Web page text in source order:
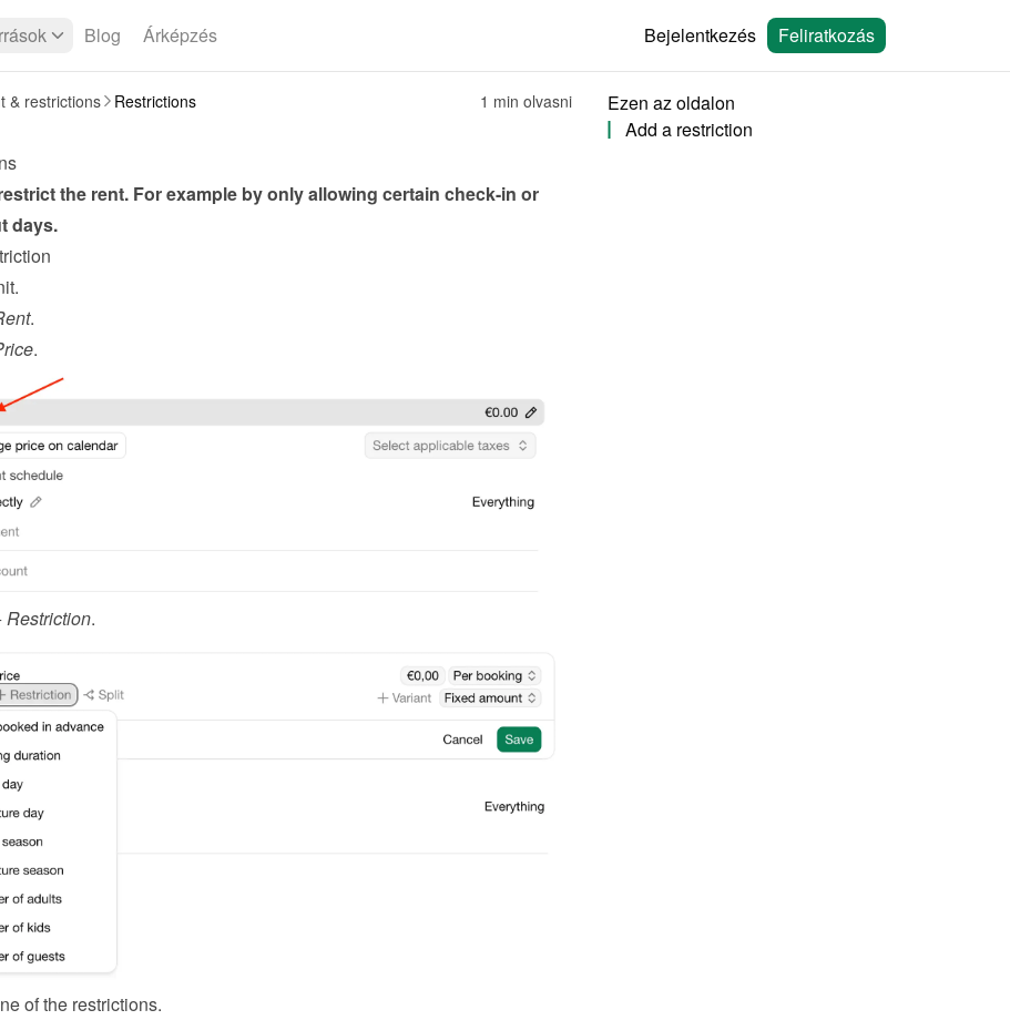
Blog Árképzés Bejelentkezés Feliratkozás
& restrictions Restrictions 1 min olvasni
the rent. For example by only allowing certain check-in or
days.
.
.
Restriction.
of the restrictions.
Ezen az oldalon
Add a restriction